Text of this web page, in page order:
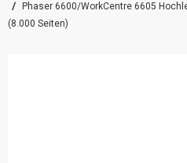
Phaser 6600/WorkCentre 6605
(8.000 Seiten)